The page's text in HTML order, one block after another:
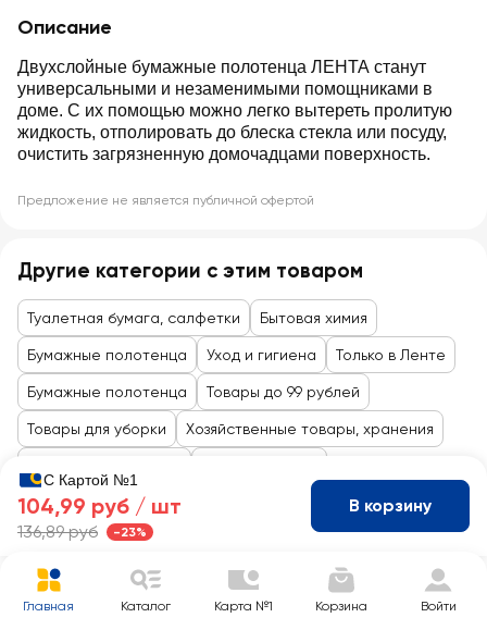
Описание
Двухслойные бумажные полотенца ЛЕНТА станут
универсальными и незаменимыми помощниками в
доме. С их помощью можно легко вытереть пролитую
жидкость, отполировать до блеска стекла или посуду,
очистить загрязненную домочадцами поверхность.
Предложение не является публичной офертой
Другие категории с этим товаром
Туалетная бумага, салфетки Бытовая химия
Бумажные полотенца Уход и гигиена Только в Ленте
Бумажные полотенца Товары до 99 рублей
Товары для уборки Хозяйственные товары, хранения
С Картой №1
104,99 руб / шт
136,89 руб -23%
В корзину
Главная Каталог Карта №1 Корзина Войти